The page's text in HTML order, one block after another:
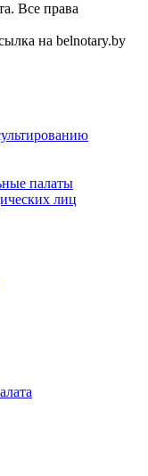
Все права
на belnotary.by
палаты
лиц